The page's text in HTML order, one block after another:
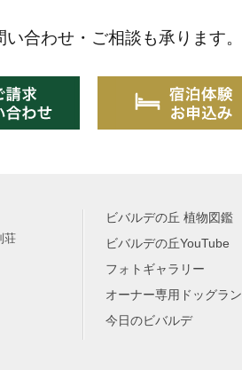
合わせ・ご相談も承ります。
荘
ビバルデの丘 植物図鑑
ビバルデの丘YouTube
フォトギャラリー
オーナー専用ドッグラン
今日のビバルデ